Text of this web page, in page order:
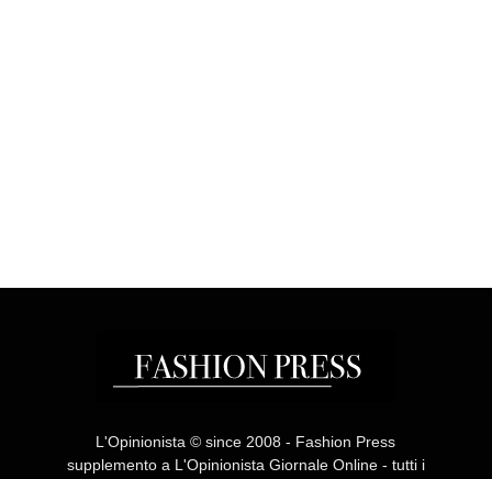
L'Opinionista © since 2008 - Fashion Press
supplemento a L'Opinionista Giornale Online - tutti i